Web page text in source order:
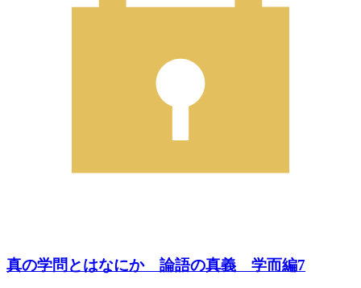
真の学問とはなにか 論語の真義 学而編7